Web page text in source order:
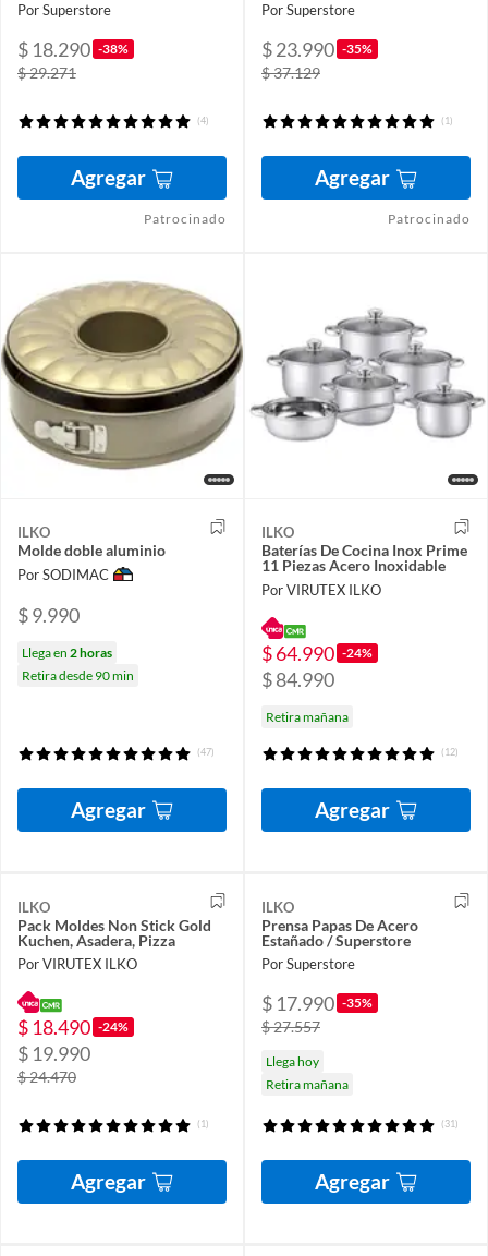
Por Superstore
$ 18.290 -38%
$ 29.271
(4)
Agregar
Patrocinado
Por Superstore
$ 23.990 -35%
$ 37.129
(1)
Agregar
Patrocinado
ILKO
Molde doble aluminio
Por SODIMAC
$ 9.990
Llega en 2 horas
Retira desde 90 min
(47)
Agregar
ILKO
Baterías De Cocina Inox Prime
11 Piezas Acero Inoxidable
Por VIRUTEX ILKO
$ 64.990 -24%
$ 84.990
Retira mañana
(12)
Agregar
ILKO
Pack Moldes Non Stick Gold
Kuchen, Asadera, Pizza
Por VIRUTEX ILKO
$ 18.490 -24%
$ 19.990
$ 24.470
(1)
Agregar
ILKO
Prensa Papas De Acero
Estañado / Superstore
Por Superstore
$ 17.990 -35%
$ 27.557
Llega hoy
Retira mañana
(31)
Agregar